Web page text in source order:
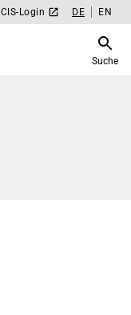
CIS-Login DE EN
Suche